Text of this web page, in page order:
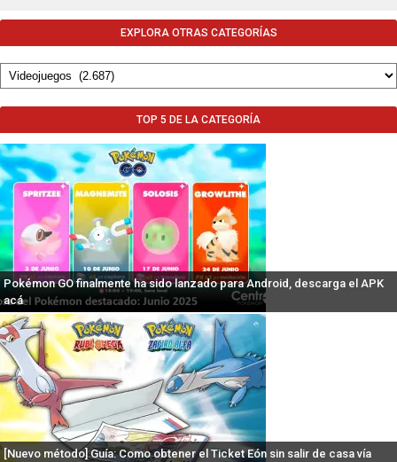
EXPLORA OTRAS CATEGORÍAS
TOP 5 DE LA CATEGORÍA
Pokémon GO finalmente ha sido lanzado para Android, descarga el APK
acá
[Nuevo método] Guía: Como obtener el Ticket Eón sin salir de casa vía